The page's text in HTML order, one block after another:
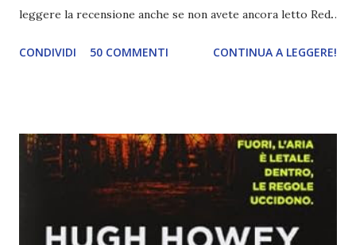
leggere la recensione anche se non avete ancora letto Red.
Green sono state delle letture molto piacevoli ma non
potete capire le mie aspettative! Innanzitutto, se la Gier o
la ce avesse deciso di pubblicare la trilogia in un unico libro,
probabilmente lo avrei apprezzato molto di più. Red è
succede un bel niente. E non ha nemmeno un finale ._.
CONDIVIDI 50 COMMENTI CONTINUA A LEGGERE!